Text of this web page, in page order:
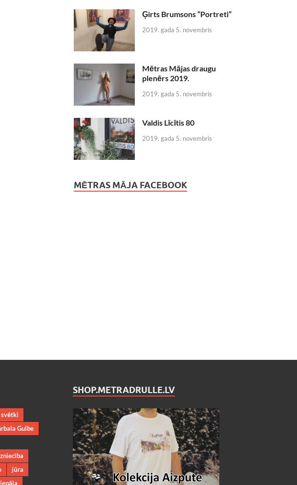
Ģirts Brumsons “Portreti”
2019. gada 5. novembris
Mētras Mājas draugu
plenērs 2019.
2019. gada 5. novembris
Valdis Līcītis 80
2019. gada 5. novembris
MĒTRAS MĀJA FACEBOOK
Gulbe
jūra
SHOP.METRADRULLE.LV